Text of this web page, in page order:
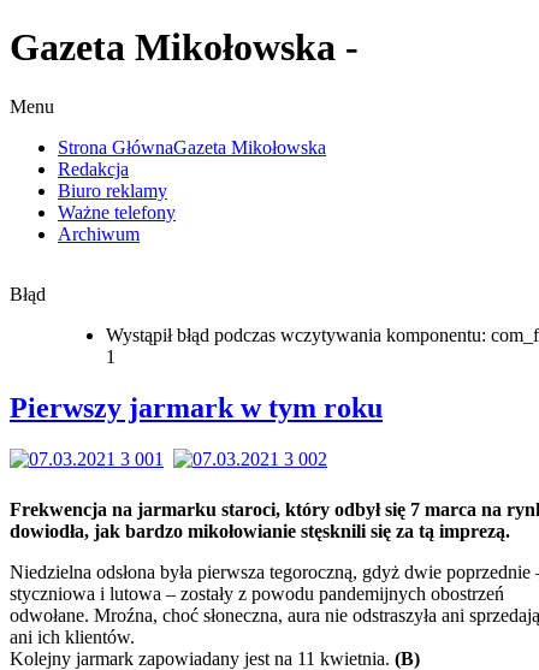
Gazeta Mikołowska -
Menu
Strona GłównaGazeta Mikołowska
Redakcja
Biuro reklamy
Ważne telefony
Archiwum
Błąd
Wystąpił błąd podczas wczytywania komponentu:
1
Pierwszy jarmark w tym roku
Frekwencja na jarmarku staroci, który odbył się 7 marca na
dowiodła, jak bardzo mikołowianie stęsknili się za tą imprezą.
Niedzielna odsłona była pierwsza tegoroczną, gdyż dwie poprzednie
styczniowa i lutowa – zostały z powodu pandemijnych obostrzeń
odwołane. Mroźna, choć słoneczna, aura nie odstraszyła ani
ani ich klientów.
Kolejny jarmark zapowiadany jest na 11 kwietnia. (B)